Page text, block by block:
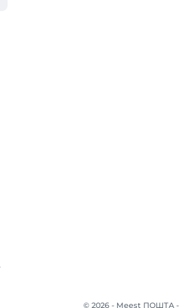
© 2026 - Meest ПОШТА -